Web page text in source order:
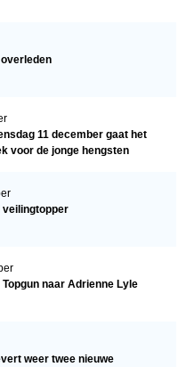
11 december gaat het
voor de jonge hengsten
naar Adrienne Lyle
weer twee nieuwe